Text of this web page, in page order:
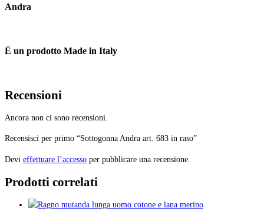
Andra
È un prodotto Made in Italy
Recensioni
Ancora non ci sono recensioni.
Recensisci per primo “Sottogonna Andra art. 683 in raso”
Devi effettuare l’accesso per pubblicare una recensione.
Prodotti correlati